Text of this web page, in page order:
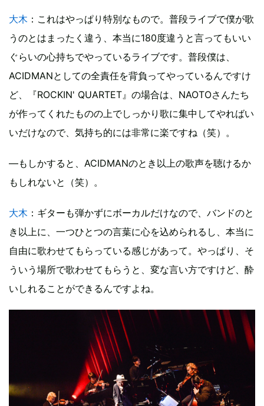
大木 ：これはやっぱり特別なもので。普段ライブで僕が歌
うのとはまったく違う、本当に180度違うと言ってもいい
ぐらいの心持ちでやっているライブです。普段僕は、
ACIDMANとしての全責任を背負ってやっているんですけ
ど、『ROCKIN' QUARTET』の場合は、NAOTOさんたち
が作ってくれたものの上でしっかり歌に集中してやればい
いだけなので、気持ち的には非常に楽ですね（笑）。
—もしかすると、ACIDMANのとき以上の歌声を聴けるか
もしれないと（笑）。
大木 ：ギターも弾かずにボーカルだけなので、バンドのと
き以上に、一つひとつの言葉に心を込められるし、本当に
自由に歌わせてもらっている感じがあって。やっぱり、そ
ういう場所で歌わせてもらうと、変な言い方ですけど、酔
いしれることができるんですよね。